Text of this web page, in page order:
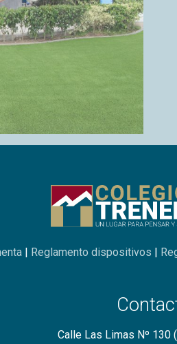
Reglamento dispositivos
Calle Las Limas Nº 130